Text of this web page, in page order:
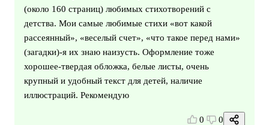
(около 160 страниц) любимых стихотворений с
детства. Мои самые любимые стихи «вот какой
рассеянный», «веселый счет», «что такое перед нами»
(загадки)-я их знаю наизусть. Оформление тоже
хорошее-твердая обложка, белые листы, очень
крупный и удобный текст для детей, наличие
иллюстраций. Рекомендую
0 0